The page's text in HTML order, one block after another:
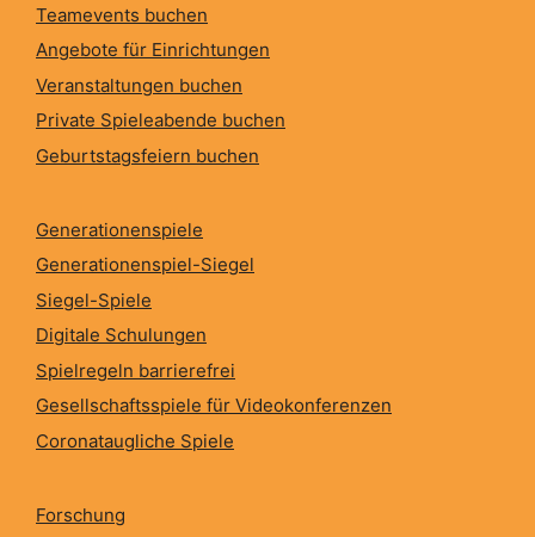
Teamevents buchen
Angebote für Einrichtungen
Veranstaltungen buchen
Private Spieleabende buchen
Geburtstagsfeiern buchen
Generationenspiele
Generationenspiel-Siegel
Siegel-Spiele
Digitale Schulungen
Spielregeln barrierefrei
Gesellschaftsspiele für Videokonferenzen
Coronataugliche Spiele
Forschung